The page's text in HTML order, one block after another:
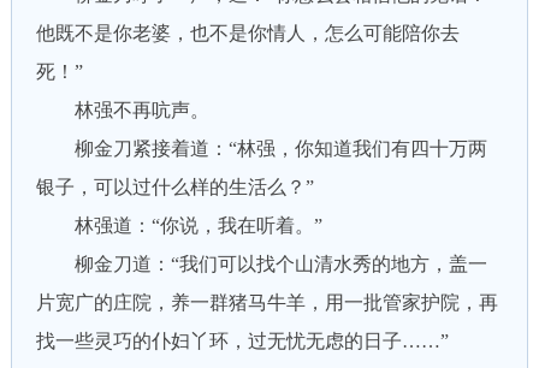
他既不是你老婆，也不是你情人，怎么可能陪你去
死！”
林强不再吭声。
柳金刀紧接着道：“林强，你知道我们有四十万两
银子，可以过什么样的生活么？”
林强道：“你说，我在听着。”
柳金刀道：“我们可以找个山清水秀的地方，盖一
片宽广的庄院，养一群猪马牛羊，用一批管家护院，再
找一些灵巧的仆妇丫环，过无忧无虑的日子……”